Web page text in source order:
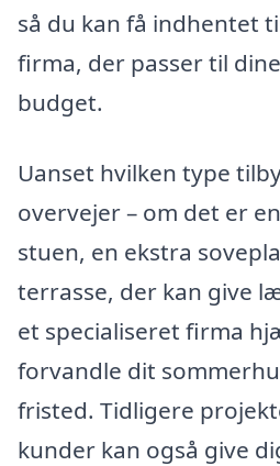
så du kan få indhentet
firma, der passer til
budget.
Uanset hvilken type
overvejer – om det er
stuen, en ekstra
terrasse, der kan give
et specialiseret firma
forvandle dit
fristed. Tidligere
kunder kan også give